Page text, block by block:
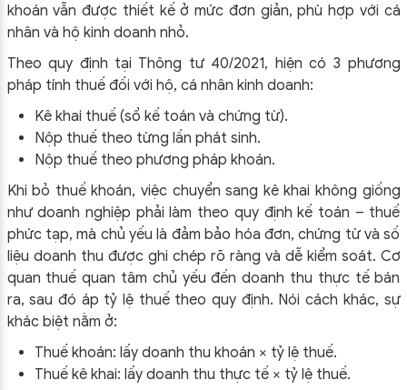
khoán vẫn được thiết kế ở mức đơn giản, phù hợp với cá
nhân và hộ kinh doanh nhỏ.
Theo quy định tại Thông tư 40/2021, hiện có 3 phương
pháp tính thuế đối với hộ, cá nhân kinh doanh:
Kê khai thuế (sổ kế toán và chứng từ).
Nộp thuế theo từng lần phát sinh.
Nộp thuế theo phương pháp khoán.
Khi bỏ thuế khoán, việc chuyển sang kê khai không giống
như doanh nghiệp phải làm theo quy định kế toán – thuế
phức tạp, mà chủ yếu là đảm bảo hóa đơn, chứng từ và số
liệu doanh thu được ghi chép rõ ràng và dễ kiểm soát. Cơ
quan thuế quan tâm chủ yếu đến doanh thu thực tế bán
ra, sau đó áp tỷ lệ thuế theo quy định. Nói cách khác, sự
khác biệt nằm ở:
Thuế khoán: lấy doanh thu khoán × tỷ lệ thuế.
Thuế kê khai: lấy doanh thu thực tế × tỷ lệ thuế.